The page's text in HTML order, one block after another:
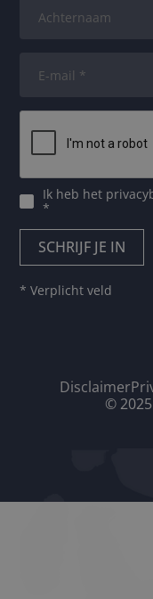
Ik heb het
*
* Verplicht veld
Disclaimer
©